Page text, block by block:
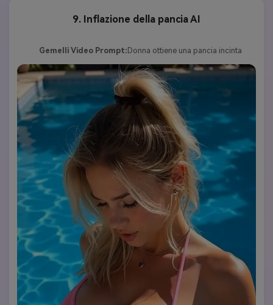
9. Inflazione della pancia AI
Gemelli Video Prompt: Donna ottiene una pancia incinta